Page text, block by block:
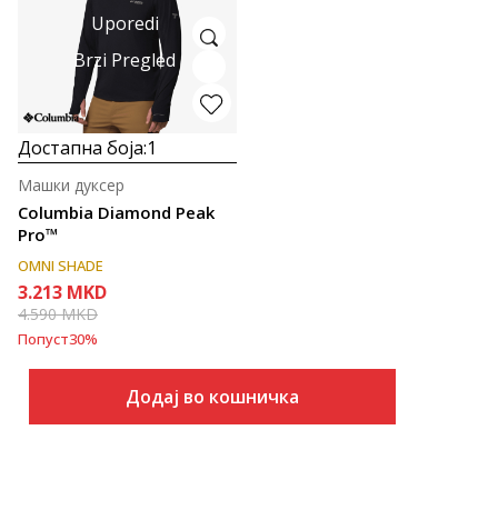
Uporedi
Brzi Pregled
Достапна боја:1
Columbia Diamond Peak
Pro™
Машки дуксер
OMNI SHADE
3.213 MKD
4.590MKD
Попуст30%
Додај во кошничка